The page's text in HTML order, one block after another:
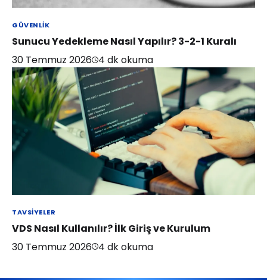
GÜVENLIK
Sunucu Yedekleme Nasıl Yapılır? 3-2-1 Kuralı
30 Temmuz 2026 4 dk okuma
TAVSIYELER
VDS Nasıl Kullanılır? İlk Giriş ve Kurulum
30 Temmuz 2026 4 dk okuma